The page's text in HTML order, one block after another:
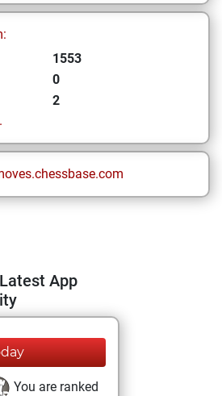
1553
0
2
App
You are ranked